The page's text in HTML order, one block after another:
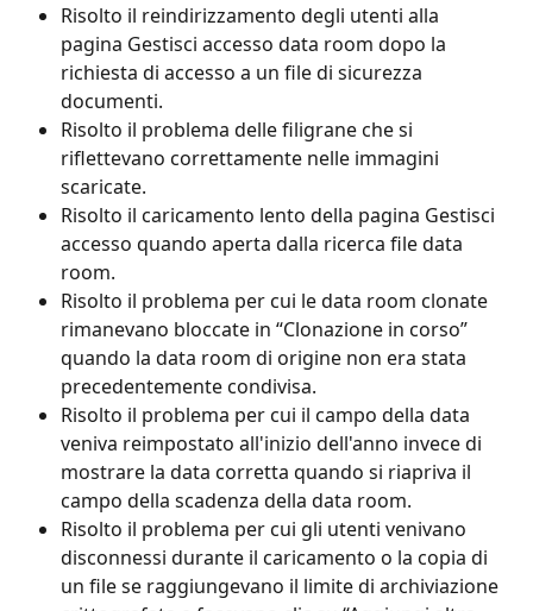
Risolto il reindirizzamento degli utenti alla
pagina Gestisci accesso data room dopo la
richiesta di accesso a un file di sicurezza
documenti.
Risolto il problema delle filigrane che si
riflettevano correttamente nelle immagini
scaricate.
Risolto il caricamento lento della pagina Gestisci
accesso quando aperta dalla ricerca file data
room.
Risolto il problema per cui le data room clonate
rimanevano bloccate in “Clonazione in corso”
quando la data room di origine non era stata
precedentemente condivisa.
Risolto il problema per cui il campo della data
veniva reimpostato all'inizio dell'anno invece di
mostrare la data corretta quando si riapriva il
campo della scadenza della data room.
Risolto il problema per cui gli utenti venivano
disconnessi durante il caricamento o la copia di
un file se raggiungevano il limite di archiviazione